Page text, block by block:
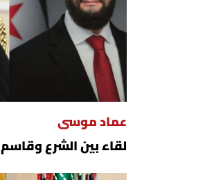
عماد موسى
لقاء بين الشرع وقاسم